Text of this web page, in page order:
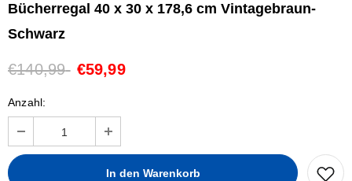
Bücherregal 40 x 30 x 178,6 cm Vintagebraun-
Schwarz
€140,99 €59,99
Anzahl: